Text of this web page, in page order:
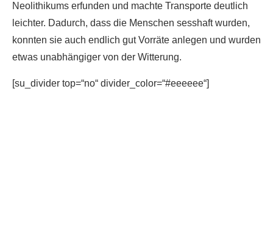
Neolithikums erfunden und machte Transporte deutlich
leichter. Dadurch, dass die Menschen sesshaft wurden,
konnten sie auch endlich gut Vorräte anlegen und wurden
etwas unabhängiger von der Witterung.
[su_divider top=“no“ divider_color=“#eeeeee“]